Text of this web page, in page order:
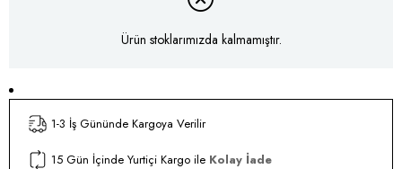
Ürün stoklarımızda kalmamıştır.
1-3 İş Gününde Kargoya Verilir
15 Gün İçinde Yurtiçi Kargo ile Kolay İade